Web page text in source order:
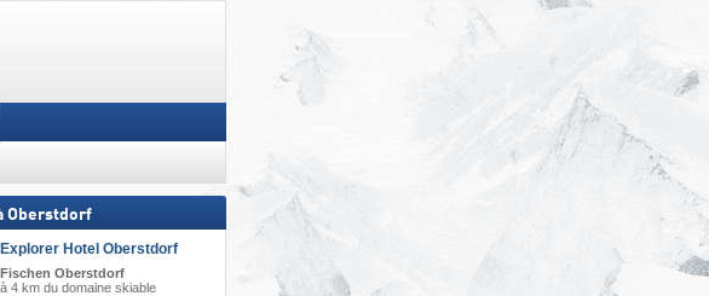
Oberstdorf
Explorer Hotel Oberstdorf
Fischen Oberstdorf
à 4 km du domaine skiable